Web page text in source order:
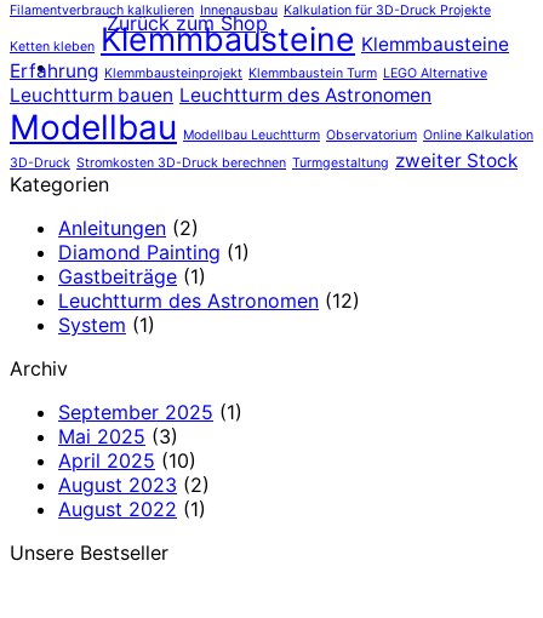
Zurück zum Shop
Filamentverbrauch kalkulieren Innenausbau Kalkulation für 3D-Druck Projekte
Ketten kleben Klemmbausteine Klemmbausteine
Erfahrung Klemmbausteinprojekt Klemmbaustein Turm LEGO Alternative
Leuchtturm bauen Leuchtturm des Astronomen
Modellbau Modellbau Leuchtturm Observatorium Online Kalkulation
3D-Druck Stromkosten 3D-Druck berechnen Turmgestaltung zweiter Stock
Kategorien
Anleitungen (2)
Diamond Painting (1)
Gastbeiträge (1)
Leuchtturm des Astronomen (12)
System (1)
Archiv
September 2025 (1)
Mai 2025 (3)
April 2025 (10)
August 2023 (2)
August 2022 (1)
Unsere Bestseller